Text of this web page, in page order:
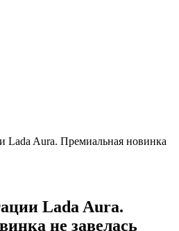
Lada Aura. Премиальная новинка
Lada Aura.
не завелась